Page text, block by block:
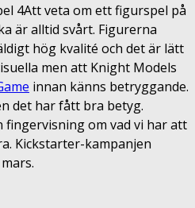
Att veta om ett figurspel på
är alltid svårt. Figurerna
hög kvalité och det är lätt
men att Knight Models
innan känns betryggande.
det har fått bra betyg.
fingervisning om vad vi har att
Kickstarter-kampanjen